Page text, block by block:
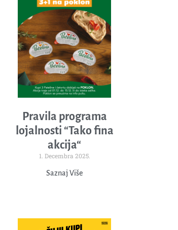
Pravila programa
lojalnosti “Tako fina
akcija“
1. Decembra 2025.
Saznaj Više